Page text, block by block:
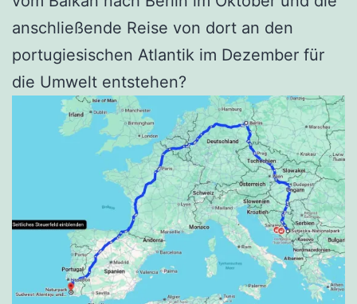
anschließende Reise von dort an den
portugiesischen Atlantik im Dezember für
die Umwelt entstehen?